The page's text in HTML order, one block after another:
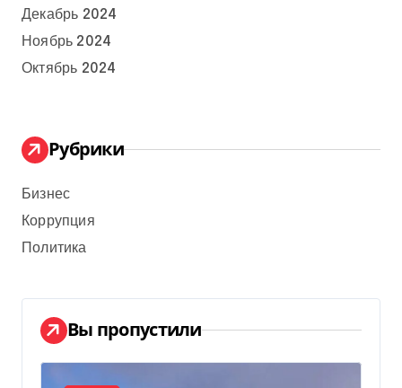
Декабрь 2024
Ноябрь 2024
Октябрь 2024
Рубрики
Бизнес
Коррупция
Политика
Вы пропустили